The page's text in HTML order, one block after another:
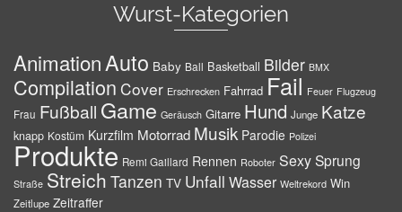
Wurst-Kategorien
AnimationAuto Baby Ball Basketball Bilder BMX
Compilation Cover Erschrecken Fahrrad Fail Feuer Flugzeug
Frau Fußball Game Geräusch Gitarre Hund Junge Katze
knapp Kostüm Kurzfilm Motorrad Musik Parodie Polizei
Produkte Remi Gaillard Rennen Roboter SexySprung
Straße Streich Tanzen TV Unfall Wasser Weltrekord Win
Zeitlupe Zeitraffer